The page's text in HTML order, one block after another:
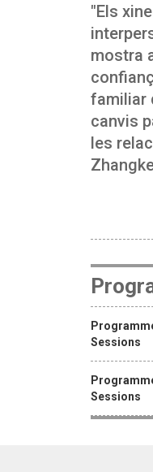
"Els
mostra
familiar
canvis
les
Sessions
Sessions